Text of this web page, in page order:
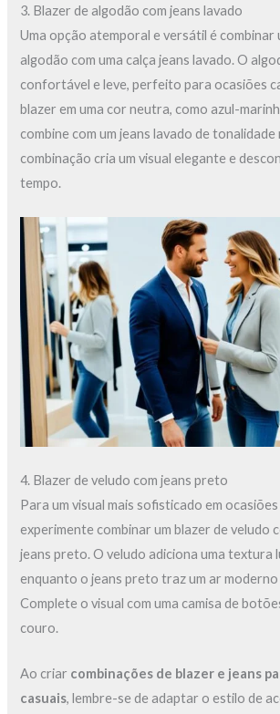
3. Blazer de algodão com jeans lavado
Uma opção atemporal e versátil é combinar
algodão com uma calça jeans lavado. O
confortável e leve, perfeito para ocasiões
blazer em uma cor neutra, como azul-
combine com um jeans lavado de tonalidade
combinação cria um visual elegante e
tempo.
4. Blazer de veludo com jeans preto
Para um visual mais sofisticado em ocasiões
experimente combinar um blazer de veludo
jeans preto. O veludo adiciona uma textura
enquanto o jeans preto traz um ar
Complete o visual com uma camisa de
couro.
Ao criar combinações de blazer e jeans
casuais, lembre-se de adaptar o estilo de